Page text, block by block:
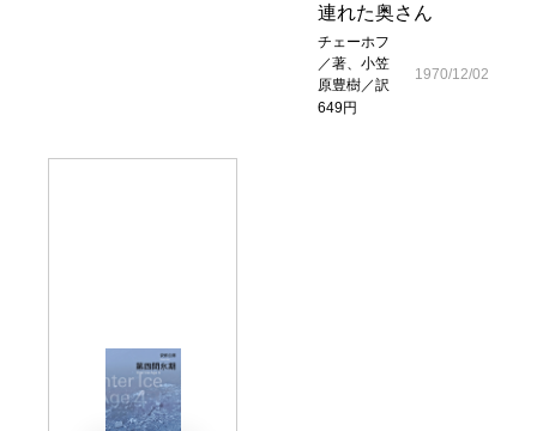
連れた奥さん
チェーホフ
／著、小笠
原豊樹／訳
649円
1970/12/02